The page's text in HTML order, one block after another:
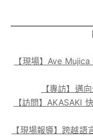
【現場】Ave
【專訪】邁
【訪問】AKASAKI
【現場報導】跨越